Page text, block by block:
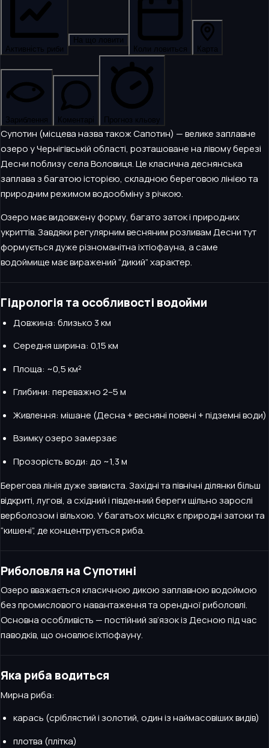
Активність риби
На що ловити
Коли ловиться
Карта
Зариблення Коментарі Прогноз кльову
Супотин (місцева назва також Сапотин) — велике заплавне
озеро у Чернігівській області, розташоване на лівому березі
Десни поблизу села Воловиця. Це класична деснянська
заплава з багатою історією, складною береговою лінією та
природним режимом водообміну з річкою.
Озеро має видовжену форму, багато заток і природних
укриттів. Завдяки регулярним весняним розливам Десни тут
формується дуже різноманітна іхтіофауна, а саме
водоймище має виражений “дикий” характер.
Гідрологія та особливості водойми
Довжина: близько 3 км
Середня ширина: 0,15 км
Площа: ~0,5 км²
Глибини: переважно 2–5 м
Живлення: мішане (Десна + весняні повені + підземні води)
Взимку озеро замерзає
Прозорість води: до ~1,3 м
Берегова лінія дуже звивиста. Західні та північні ділянки більш
відкриті, лугові, а східний і південний береги щільно зарослі
верболозом і вільхою. У багатьох місцях є природні затоки та
“кишені”, де концентрується риба.
Риболовля на Супотині
Озеро вважається класичною дикою заплавною водоймою
без промислового навантаження та орендної риболовлі.
Основна особливість — постійний зв’язок із Десною під час
паводків, що оновлює іхтіофауну.
Яка риба водиться
Мирна риба:
карась (сріблястий і золотий, один із наймасовіших видів)
плотва (плітка)